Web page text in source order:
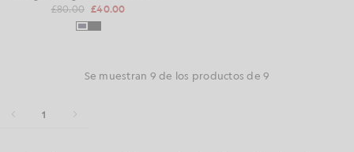
£80.00 £40.00
Se muestran 9 de los productos de 9
1